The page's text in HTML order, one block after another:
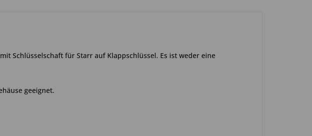
Schlüsselschaft für Starr auf Klappschlüssel. Es ist weder eine
geeignet.